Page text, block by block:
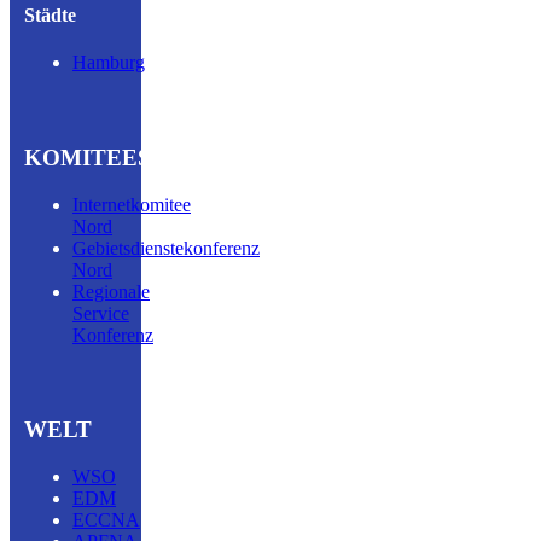
Städte
Hamburg
KOMITEES
Internetkomitee
Nord
Gebietsdienstekonferenz
Nord
Regionale
Service
Konferenz
WELT
WSO
EDM
ECCNA